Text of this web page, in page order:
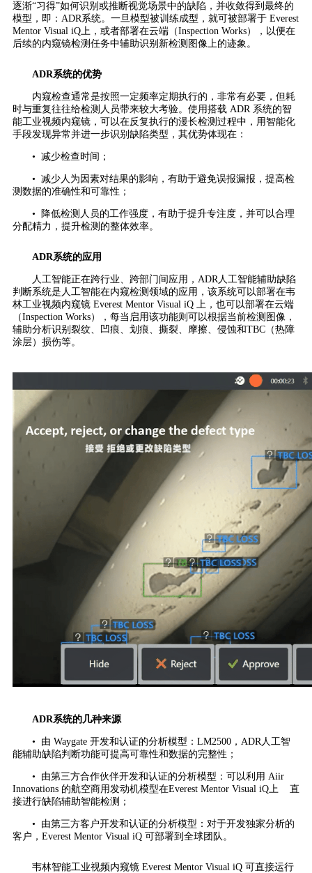
逐渐“习得”如何识别或推断视觉场景中的缺陷，并收敛得到最终的
模型，即：ADR系统。一旦模型被训练成型，就可被部署于 Everest
Mentor Visual iQ上，或者部署在云端（Inspection Works），以便在
后续的内窥镜检测任务中辅助识别新检测图像上的迹象。
ADR系统的优势
内窥检查通常是按照一定频率定期执行的，非常有必要，但耗
时与重复往往给检测人员带来较大考验。使用搭载 ADR 系统的智
能工业视频内窥镜，可以在反复执行的漫长检测过程中，用智能化
手段发现异常并进一步识别缺陷类型，其优势体现在：
• 减少检查时间；
• 减少人为因素对结果的影响，有助于避免误报漏报，提高检
测数据的准确性和可靠性；
• 降低检测人员的工作强度，有助于提升专注度，并可以合理
分配精力，提升检测的整体效率。
ADR系统的应用
人工智能正在跨行业、跨部门间应用，ADR人工智能辅助缺陷
判断系统是人工智能在内窥检测领域的应用，该系统可以部署在韦
林工业视频内窥镜 Everest Mentor Visual iQ 上，也可以部署在云端
（Inspection Works），每当启用该功能则可以根据当前检测图像，
辅助分析识别裂纹、凹痕、划痕、撕裂、摩擦、侵蚀和TBC（热障
涂层）损伤等。
ADR系统的几种来源
• 由 Waygate 开发和认证的分析模型：LM2500，ADR人工智
能辅助缺陷判断功能可提高可靠性和数据的完整性；
• 由第三方合作伙伴开发和认证的分析模型：可以利用 Aiir
Innovations 的航空商用发动机模型在Everest Mentor Visual iQ上 直
接进行缺陷辅助智能检测；
• 由第三方客户开发和认证的分析模型：对于开发独家分析的
客户，Everest Mentor Visual iQ 可部署到全球团队。
韦林智能工业视频内窥镜 Everest Mentor Visual iQ 可直接运行